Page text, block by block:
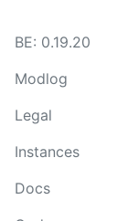
BE: 0.19.20
Modlog
Legal
Instances
Docs